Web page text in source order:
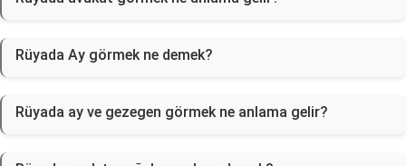
Rüyada Ay görmek ne demek?
Rüyada ay ve gezegen görmek ne anlama gelir?